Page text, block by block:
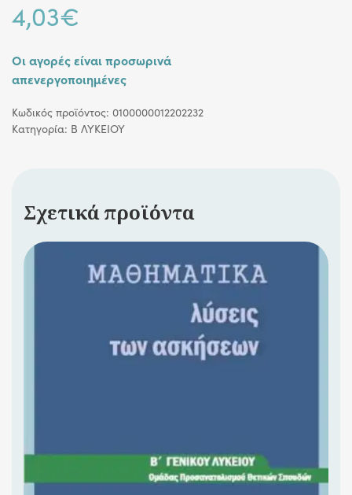
4,03€
Οι αγορές είναι προσωρινά
απενεργοποιημένες
Κωδικός προϊόντος: 0100000012202232
Κατηγορία: Β ΛΥΚΕΙΟΥ
Σχετικά προϊόντα